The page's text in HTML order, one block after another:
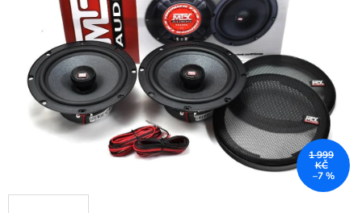
hvězdiček.
1 999
KČ
–7 %